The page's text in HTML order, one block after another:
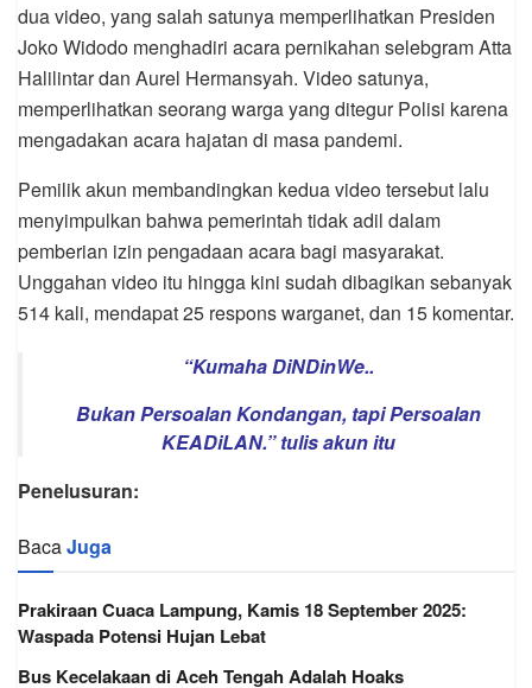
dua video, yang salah satunya memperlihatkan Presiden
Joko Widodo menghadiri acara pernikahan selebgram Atta
Halilintar dan Aurel Hermansyah. Video satunya,
memperlihatkan seorang warga yang ditegur Polisi karena
mengadakan acara hajatan di masa pandemi.
Pemilik akun membandingkan kedua video tersebut lalu
menyimpulkan bahwa pemerintah tidak adil dalam
pemberian izin pengadaan acara bagi masyarakat.
Unggahan video itu hingga kini sudah dibagikan sebanyak
514 kali, mendapat 25 respons warganet, dan 15 komentar.
“Kumaha DiNDinWe..
Bukan Persoalan Kondangan, tapi Persoalan
KEADiLAN.” tulis akun itu
Penelusuran:
BacaJuga
Prakiraan Cuaca Lampung, Kamis 18 September 2025:
Waspada Potensi Hujan Lebat
Bus Kecelakaan di Aceh Tengah Adalah Hoaks